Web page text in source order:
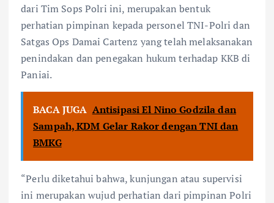
dari Tim Sops Polri ini, merupakan bentuk
perhatian pimpinan kepada personel TNI-Polri dan
Satgas Ops Damai Cartenz yang telah melaksanakan
penindakan dan penegakan hukum terhadap KKB di
Paniai.
BACA JUGA Antisipasi El Nino Godzila dan
Sampah, KDM Gelar Rakor dengan TNI dan
BMKG
“Perlu diketahui bahwa, kunjungan atau supervisi
ini merupakan wujud perhatian dari pimpinan Polri